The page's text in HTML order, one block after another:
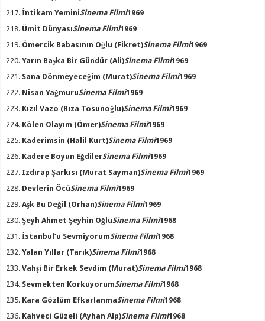
İntikam YeminiSinema Filmi1969
Ümit DünyasıSinema Filmi1969
Ömercik Babasının Oğlu (Fikret)Sinema Filmi1969
Yarın Başka Bir Gündür (Ali)Sinema Filmi1969
Sana Dönmeyeceğim (Murat)Sinema Filmi1969
Nisan YağmuruSinema Filmi1969
Kızıl Vazo (Rıza Tosunoğlu)Sinema Filmi1969
Kölen Olayım (Ömer)Sinema Filmi1969
Kaderimsin (Halil Kurt)Sinema Filmi1969
Kadere Boyun EğdilerSinema Filmi1969
Izdırap Şarkısı (Murat Sayman)Sinema Filmi1969
Devlerin ÖcüSinema Filmi1969
Aşk Bu Değil (Orhan)Sinema Filmi1969
Şeyh Ahmet Şeyhin OğluSinema Filmi1968
İstanbul’u SevmiyorumSinema Filmi1968
Yalan Yıllar (Tarık)Sinema Filmi1968
Vahşi Bir Erkek Sevdim (Murat)Sinema Filmi1968
Sevmekten KorkuyorumSinema Filmi1968
Kara Gözlüm EfkarlanmaSinema Filmi1968
Kahveci Güzeli (Ayhan Alp)Sinema Filmi1968